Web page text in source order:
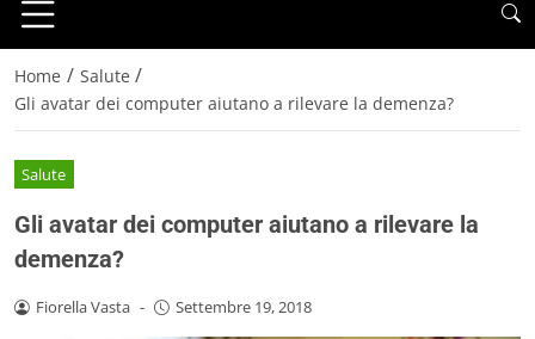
Home / Salute /
Gli avatar dei computer aiutano a rilevare la demenza?
Salute
Gli avatar dei computer aiutano a rilevare la
demenza?
Fiorella Vasta - Settembre 19, 2018